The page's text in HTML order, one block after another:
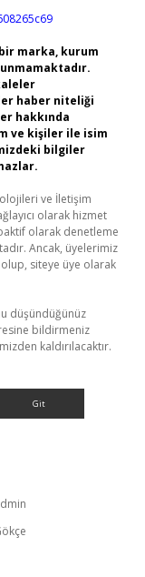
marka, kurum
haber niteliği
hakkında
ve kişiler ile isim
bilgiler
ve İletişim
olarak hizmet
olarak denetleme
Ancak, üyelerimiz
siteye üye olarak
düşündüğünüz
bildirmeniz
kaldırılacaktır.